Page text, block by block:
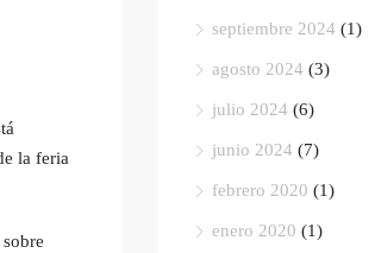
la feria
septiembre 2024 (1)
agosto 2024 (3)
julio 2024 (6)
junio 2024 (7)
febrero 2020 (1)
enero 2020 (1)